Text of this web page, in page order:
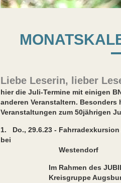
Liebe Leserin, lieber
hier die Juli-Termine mit einigen
anderen Veranstaltern.
Veranstaltungen zum 50jährigen
1. Do., 29.6.23 -
bei
Westendorf
Im Rahmen des
Kreisgruppe Augsburg ein